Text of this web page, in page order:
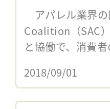
開始
アパレル業界
Coalition（SAC
と協働で、消費
2018/09/01